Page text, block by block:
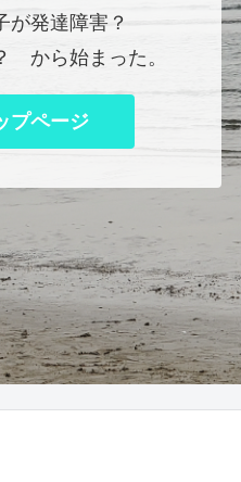
が発達障害？
から始まった。
プページ